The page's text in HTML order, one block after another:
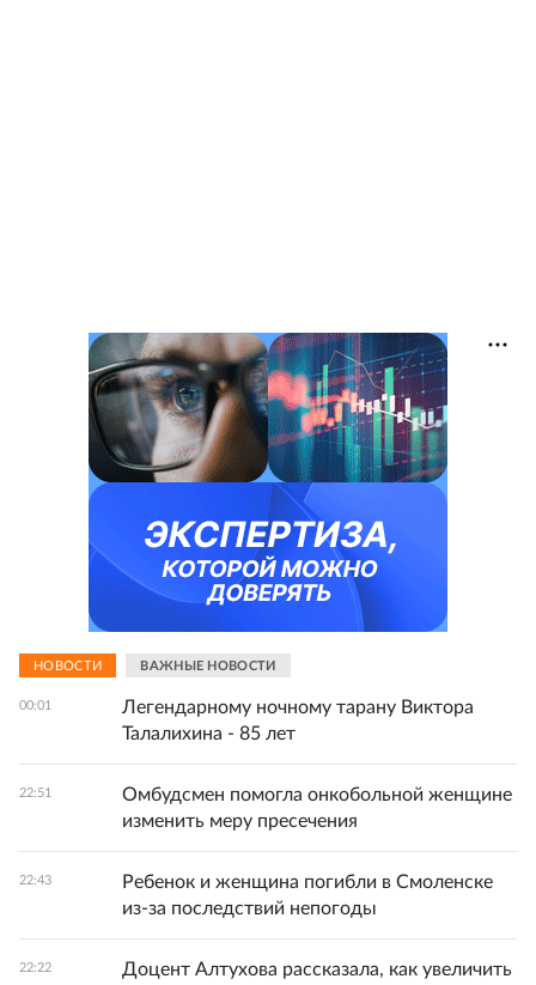
НОВОСТИ ВАЖНЫЕ НОВОСТИ
00:01
Легендарному ночному тарану Виктора
Талалихина - 85 лет
22:51
Омбудсмен помогла онкобольной женщине
изменить меру пресечения
22:43
Ребенок и женщина погибли в Смоленске
из-за последствий непогоды
22:22
Доцент Алтухова рассказала, как увеличить